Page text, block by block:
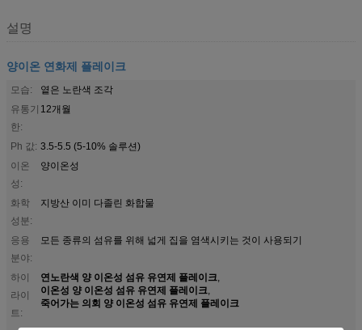
설명
양이온 연화제 플레이크
모습:
옅은 노란색 조각
유통기
한:
12개월
Ph 값: 3.5-5.5 (5-10% 솔루션)
이온
성:
양이온성
화학
성분:
지방산 이미 다졸린 화합물
응용
분야:
모든 종류의 섬유를 위해 넓게 집을 염색시키는 것이 사용되기
하이
라이
트:
연노란색 양 이온성 섬유 유연제 플레이크,
이온성 양 이온성 섬유 유연제 플레이크,
죽어가는 의회 양 이온성 섬유 유연제 플레이크